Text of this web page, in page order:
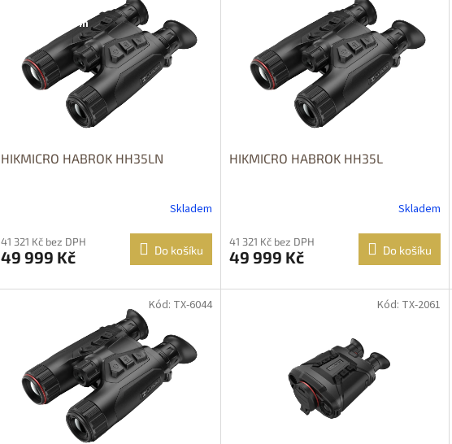
Dostupnost 24h
HIKMICRO HABROK HH35LN
Skladem
41 321 Kč bez DPH
49 999 Kč Do košíku
HIKMICRO HABROK HH35L
Skladem
41 321 Kč bez DPH
49 999 Kč Do košíku
Kód: TX-6044 Kód: TX-2061